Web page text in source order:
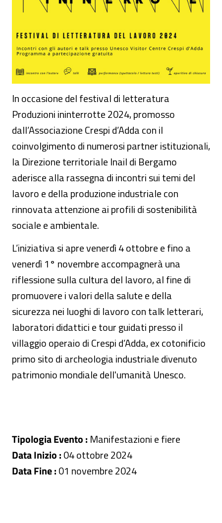
In occasione del festival di letteratura
Produzioni ininterrotte 2024, promosso
dall’Associazione Crespi d’Adda con il
coinvolgimento di numerosi partner istituzionali,
la Direzione territoriale Inail di Bergamo
aderisce alla rassegna di incontri sui temi del
lavoro e della produzione industriale con
rinnovata attenzione ai profili di sostenibilità
sociale e ambientale.
L’iniziativa si apre venerdì 4 ottobre e fino a
venerdì 1° novembre accompagnerà una
riflessione sulla cultura del lavoro, al fine di
promuovere i valori della salute e della
sicurezza nei luoghi di lavoro con talk letterari,
laboratori didattici e tour guidati presso il
villaggio operaio di Crespi d’Adda, ex cotonificio
primo sito di archeologia industriale divenuto
patrimonio mondiale dell'umanità Unesco.
Tipologia Evento : Manifestazioni e fiere
Data Inizio :04 ottobre 2024
Data Fine :01 novembre 2024